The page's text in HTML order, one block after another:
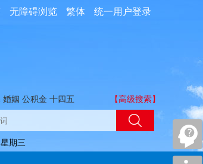
统一用户登录
繁体
无障碍浏览
婚姻 公积金 十四五 【高级搜索】
期三